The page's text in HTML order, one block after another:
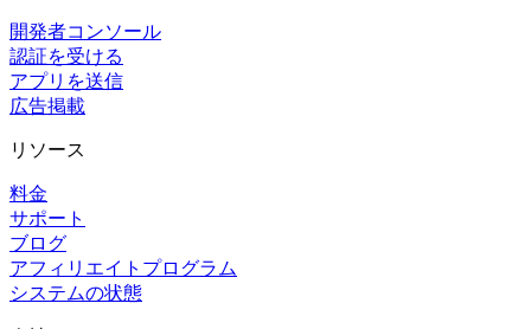
開発者コンソール
認証を受ける
アプリを送信
広告掲載
リソース
料金
サポート
ブログ
アフィリエイトプログラム
システムの状態